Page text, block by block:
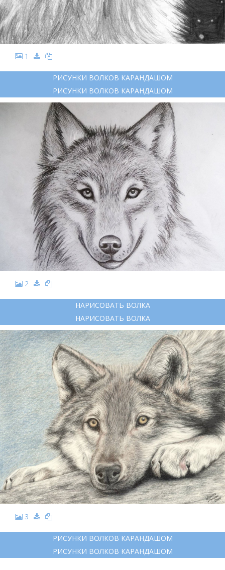
1
РИСУНКИ ВОЛКОВ КАРАНДАШОМ
РИСУНКИ ВОЛКОВ КАРАНДАШОМ
2
НАРИСОВАТЬ ВОЛКА
НАРИСОВАТЬ ВОЛКА
3
РИСУНКИ ВОЛКОВ КАРАНДАШОМ
РИСУНКИ ВОЛКОВ КАРАНДАШОМ